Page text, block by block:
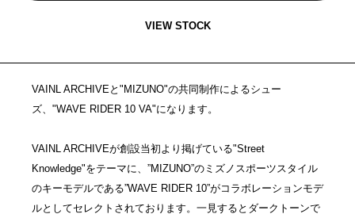
VIEW STOCK
VAINL ARCHIVEと"MIZUNO"の共同制作によるシュー
ズ、"WAVE RIDER 10 VA"になります。
VAINL ARCHIVEが創設当初より掲げている"Street
Knowledge"をテーマに、”MIZUNO”のミズノスポーツスタイル
のキーモデルである”WAVE RIDER 10”がコラボレーションモデ
ルとしてセレクトされております。一見するとダークトーンで